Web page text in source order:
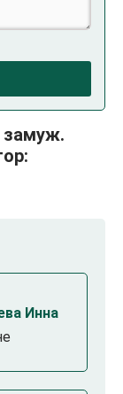
замуж.
Инна